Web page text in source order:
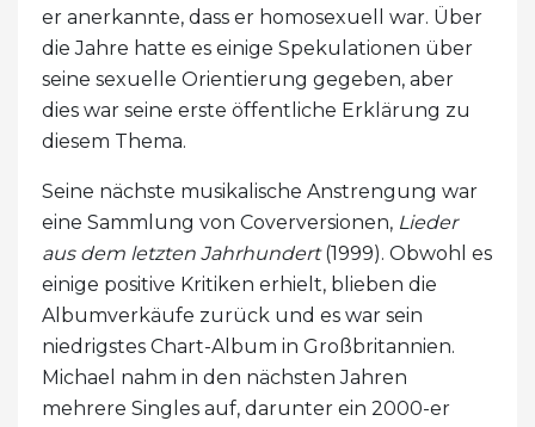
er anerkannte, dass er homosexuell war. Über
die Jahre hatte es einige Spekulationen über
seine sexuelle Orientierung gegeben, aber
dies war seine erste öffentliche Erklärung zu
diesem Thema.
Seine nächste musikalische Anstrengung war
eine Sammlung von Coverversionen, Lieder
aus dem letzten Jahrhundert(1999). Obwohl es
einige positive Kritiken erhielt, blieben die
Albumverkäufe zurück und es war sein
niedrigstes Chart-Album in Großbritannien.
Michael nahm in den nächsten Jahren
mehrere Singles auf, darunter ein 2000-er